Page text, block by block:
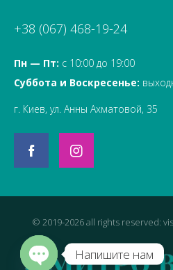
+38 (067) 468-19-24
Пн — Пт: с 10:00 до 19:00
Суббота и Воскресенье:
г. Киев, ул. Анны Ахматовой, 35
© 2019-2026 all rights reserved:
Напишите нам